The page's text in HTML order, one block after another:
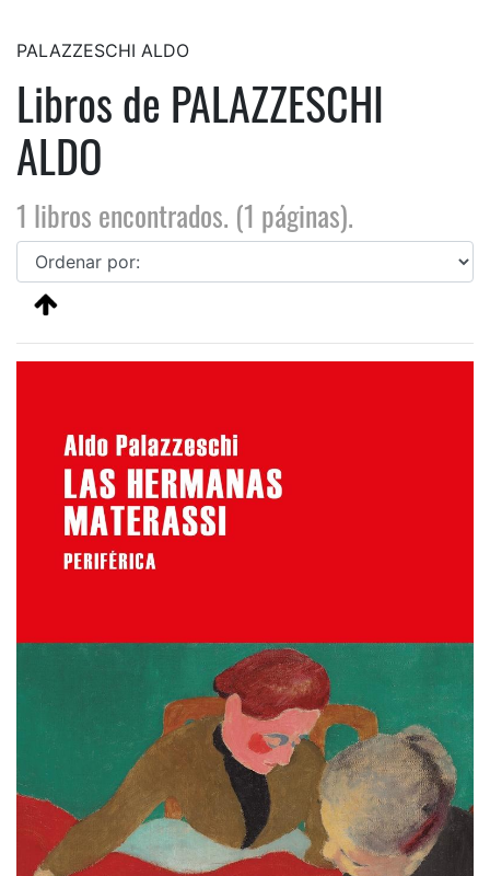
PALAZZESCHI ALDO
Libros de PALAZZESCHI
ALDO
1 libros encontrados. (1 páginas).